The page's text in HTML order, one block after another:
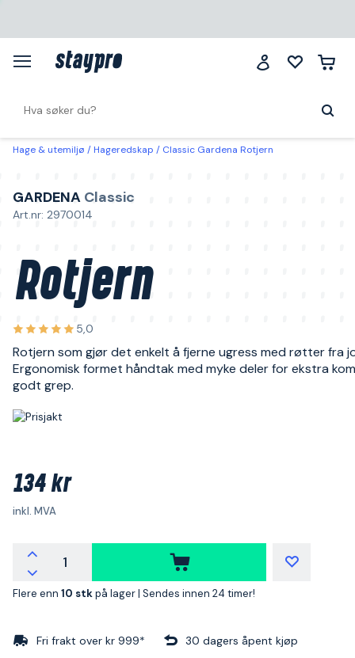
Hage & utemiljø Hageredskap Classic Gardena Rotjern
GARDENA Classic
Art.nr: 2970014
Rotjern
5,0
Rotjern som gjør det enkelt å fjerne ugress med røtter fra
Ergonomisk formet håndtak med myke deler for ekstra
godt grep.
134 kr
inkl. MVA
Flere enn 10 stkpå lager | Sendes innen 24 timer!
Fri frakt over kr 999* 30 dagers åpent kjøp